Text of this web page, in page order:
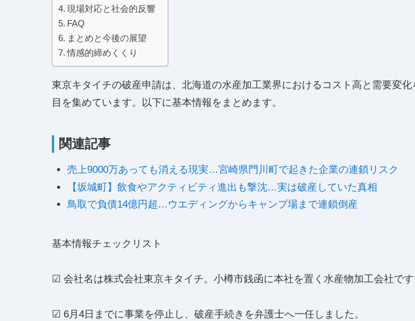
現場対応と社会的反響
FAQ
まとめと今後の展望
情感的締めくくり
東京キタイチの破産申請は、北海道の水産加工業界におけるコスト高と需要変
目を集めています。以下に基本情報をまとめます。
関連記事
売上9000万あっても消える現実…宮崎県門川町で起きた企業の連鎖リスク
【坂城町】飲食やアクティビティ進出も撃沈…実は破産していた真相
鳥取で負債14億円超…ウエディングからキャンプ場まで連鎖倒産
基本情報チェックリスト
☑ 会社名は株式会社東京キタイチ。小樽市銭函に本社を置く水産物加工会社です
☑ 6月4日までに事業を停止し、破産手続きを弁護士へ一任しました。